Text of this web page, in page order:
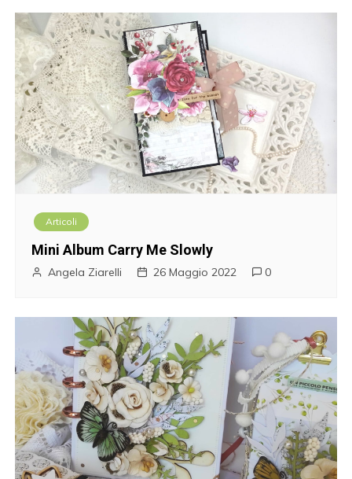
Articoli
Mini Album Carry Me Slowly
Angela Ziarelli 26 Maggio 2022 0